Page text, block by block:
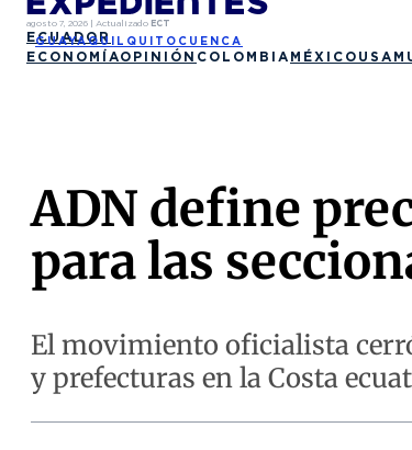
agosto 7, 2026 | Actualizado ECT
ECUADOR
GUAYAQUIL QUITO CUENCA
ECONOMÍAOPINIÓN COLOMBIA MÉXICO USA
ADN define
para las
El movimiento oficialista
y prefecturas en la Costa